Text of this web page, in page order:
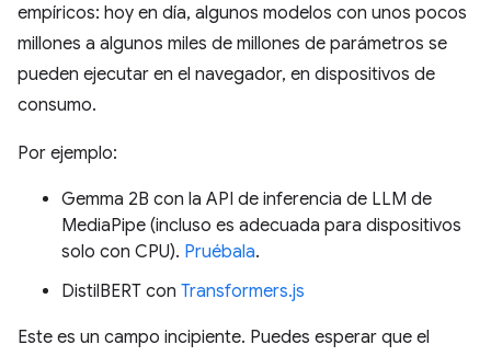
empíricos: hoy en día, algunos modelos con unos pocos
millones a algunos miles de millones de parámetros se
pueden ejecutar en el navegador, en dispositivos de
consumo.
Por ejemplo:
Gemma 2B con la API de inferencia de LLM de
MediaPipe (incluso es adecuada para dispositivos
solo con CPU). Pruébala.
DistilBERT con Transformers.js
Este es un campo incipiente. Puedes esperar que el